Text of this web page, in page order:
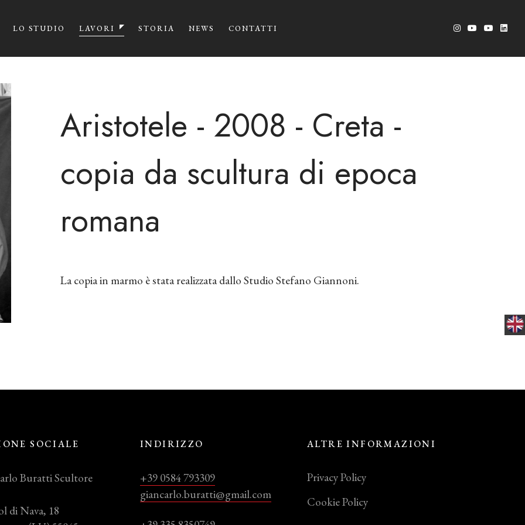
LO STUDIO LAVORI STORIA NEWS CONTATTI
Aristotele - 2008 - Creta -
copia da scultura di epoca
romana
La copia in marmo è stata realizzata dallo Studio Stefano Giannoni.
SOCIALE
Buratti Scultore
di Nava, 18
INDIRIZZO
+39 0584 793309
giancarlo.buratti@gmail.com
ALTRE INFORMAZIONI
Privacy Policy
Cookie Policy